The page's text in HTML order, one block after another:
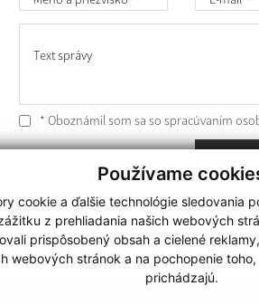
Používame
cookie a ďalšie technológie sledovania
z prehliadania našich webových
prispôsobený obsah a cielené
webových stránok a na pochopenie
prichádzajú.
Text správy
* Oboznámil som sa so spracúvaním
Posledná
získavania aktuálnych